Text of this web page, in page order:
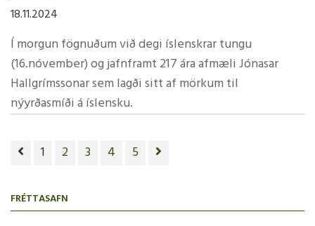
18.11.2024
Í morgun fögnuðum við degi íslenskrar tungu
(16.nóvember) og jafnframt 217 ára afmæli Jónasar
Hallgrímssonar sem lagði sitt af mörkum til
nýyrðasmíði á íslensku.
1 2 3 4 5
FRÉTTASAFN